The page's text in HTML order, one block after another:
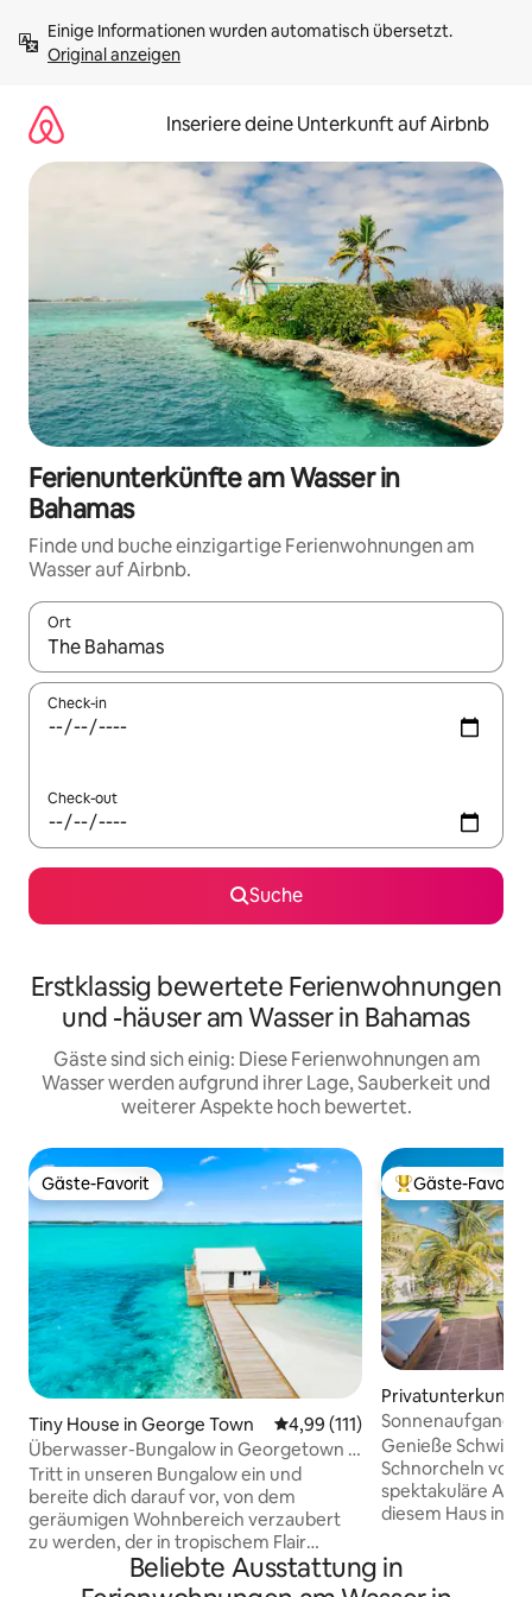
Inhalten
springenOriginal anzeigen
Inseriere deine Unterkunft auf Airbnb
Ferienunterkünfte am Wasser in
Bahamas
Finde und buche einzigartige Ferienwohnungen am
Wasser auf Airbnb.
Ort
Wenn Ergebnisse verfügbar sind, navigiere mit den
Check-in
Check-out
Suche
Erstklassig bewertete Ferienwohnungen
und -häuser am Wasser in Bahamas
Gäste sind sich einig: Diese Ferienwohnungen am
Wasser werden aufgrund ihrer Lage, Sauberkeit und
weiterer Aspekte hoch bewertet.
Gäste-Favorit
Gäste-Favorit
Tiny House in George Town Durchschnittliche Bewertung:
4,99 (111)
Überwasser-Bungalow in Georgetown |
In der Nähe des Docks!
Tritt in unseren Bungalow ein und
bereite dich darauf vor, von dem
geräumigen Wohnbereich verzaubert
zu werden, der in tropischem Flair
eingerichtet ist, das „Ich bin im Urlaub!“
schreit. Glastüren rahmen die Aussicht
Beliebter Gäste-
Gäste-Favorit
Privatunterkunft
Sonnenaufgang
vor deiner
Genieße
Schnorcheln vor
spektakuläre
diesem Haus in
östlichen Spitze
Sonnenaufgang
Beliebte Ausstattung in